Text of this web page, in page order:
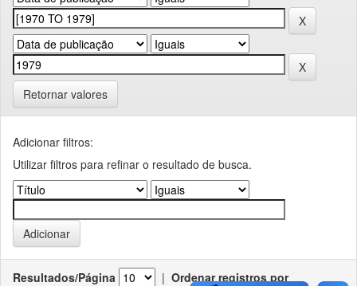
Retornar valores
Adicionar filtros:
Utilizar filtros para refinar o resultado de busca.
Resultados/Página | Ordenar registros por